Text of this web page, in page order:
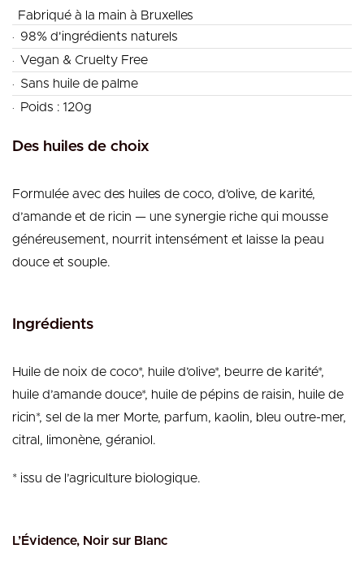
Fabriqué à la main à Bruxelles
98% d'ingrédients naturels
Vegan & Cruelty Free
Sans huile de palme
Poids : 120g
Des huiles de choix
Formulée avec des huiles de coco, d’olive, de karité,
d’amande et de ricin — une synergie riche qui mousse
généreusement, nourrit intensément et laisse la peau
douce et souple.
Ingrédients
Huile de noix de coco*, huile d’olive*, beurre de karité*,
huile d’amande douce*, huile de pépins de raisin, huile de
ricin*, sel de la mer Morte, parfum, kaolin, bleu outre-mer,
citral, limonène, géraniol.
* issu de l’agriculture biologique.
L’Évidence, Noir sur Blanc